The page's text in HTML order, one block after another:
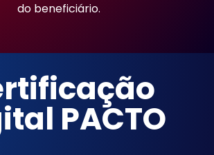
do beneficiário.
PACTO